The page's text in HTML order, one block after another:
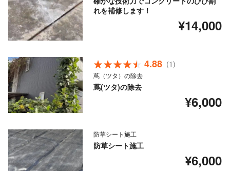
れを補修します！
¥14,000
4.88 (1)
蔦（ツタ）の除去
蔦(ツタ)の除去
¥6,000
防草シート施工
防草シート施工
¥6,000